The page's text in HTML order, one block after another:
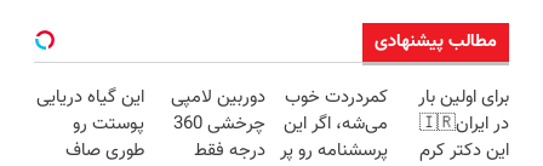
مطالب پیشنهادی
برای اولین بار
در ایران🇮🇷
این دکتر کرم
کمردردت خوب
می‌شه، اگر این
پرسشنامه رو پر
دوربین لامپی
چرخشی 360
درجه فقط
این گیاه دریایی
پوستت رو
طوری صاف